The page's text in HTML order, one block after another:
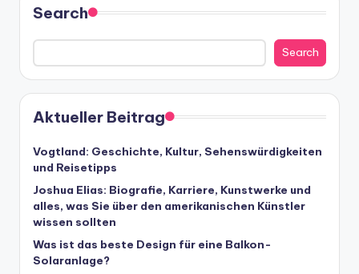
Search
Search
Aktueller Beitrag
Vogtland: Geschichte, Kultur, Sehenswürdigkeiten
und Reisetipps
Joshua Elias: Biografie, Karriere, Kunstwerke und
alles, was Sie über den amerikanischen Künstler
wissen sollten
Was ist das beste Design für eine Balkon-
Solaranlage?